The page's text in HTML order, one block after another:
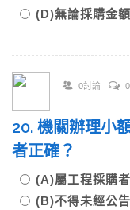
(D)無論採購金
0討論
20. 機關辦理小
者正確？
(A)屬工程採購
(B)不得未經公